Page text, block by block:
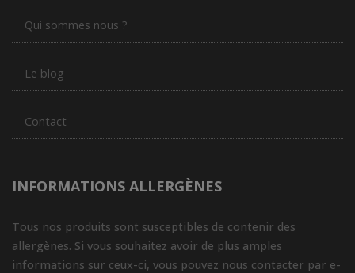
Qui sommes nous ?
Le blog
Contact
INFORMATIONS ALLERGÈNES
Tous nos produits sont susceptibles de contenir des
allergènes. Si vous souhaitez avoir de plus amples
informations sur ceux-ci, vous pouvez nous contacter par e-